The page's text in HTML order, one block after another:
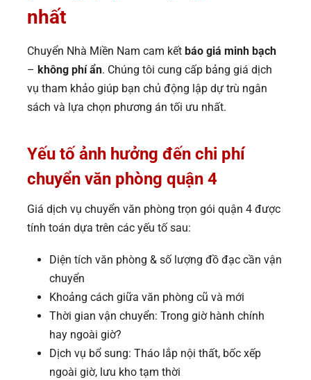
nhất
Chuyển Nhà Miền Nam cam kết báo giá minh bạch
– không phí ẩn. Chúng tôi cung cấp bảng giá dịch
vụ tham khảo giúp bạn chủ động lập dự trù ngân
sách và lựa chọn phương án tối ưu nhất.
Yếu tố ảnh hưởng đến chi phí
chuyển văn phòng quận 4
Giá dịch vụ chuyển văn phòng trọn gói quận 4 được
tính toán dựa trên các yếu tố sau:
Diện tích văn phòng & số lượng đồ đạc cần vận
chuyển
Khoảng cách giữa văn phòng cũ và mới
Thời gian vận chuyển: Trong giờ hành chính
hay ngoài giờ?
Dịch vụ bổ sung: Tháo lắp nội thất, bốc xếp
ngoài giờ, lưu kho tạm thời